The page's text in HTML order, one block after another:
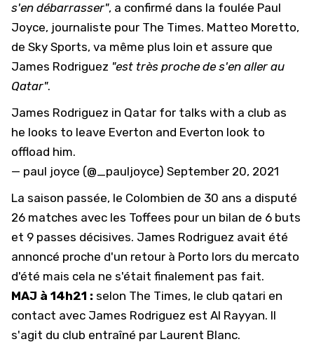
s'en débarrasser", a confirmé dans la foulée Paul
Joyce, journaliste pour The Times. Matteo Moretto,
de Sky Sports, va même plus loin et assure que
James Rodriguez "est très proche de s'en aller au
Qatar".
James Rodriguez in Qatar for talks with a club as
he looks to leave Everton and Everton look to
offload him.
— paul joyce (@_pauljoyce) September 20, 2021
La saison passée, le Colombien de 30 ans a disputé
26 matches avec les Toffees pour un bilan de 6 buts
et 9 passes décisives. James Rodriguez avait été
annoncé proche d'un retour à Porto lors du mercato
d'été mais cela ne s'était finalement pas fait.
MAJ à 14h21 : selon The Times, le club qatari en
contact avec James Rodriguez est Al Rayyan. Il
s'agit du club entraîné par Laurent Blanc.